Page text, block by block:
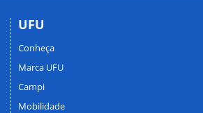
UFU
Conheça
Marca UFU
Campi
Mobilidade